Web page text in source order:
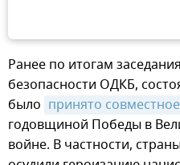
Ранее по итогам
безопасности ОДКБ,
было принято
годовщиной Победы в
войне. В частности,